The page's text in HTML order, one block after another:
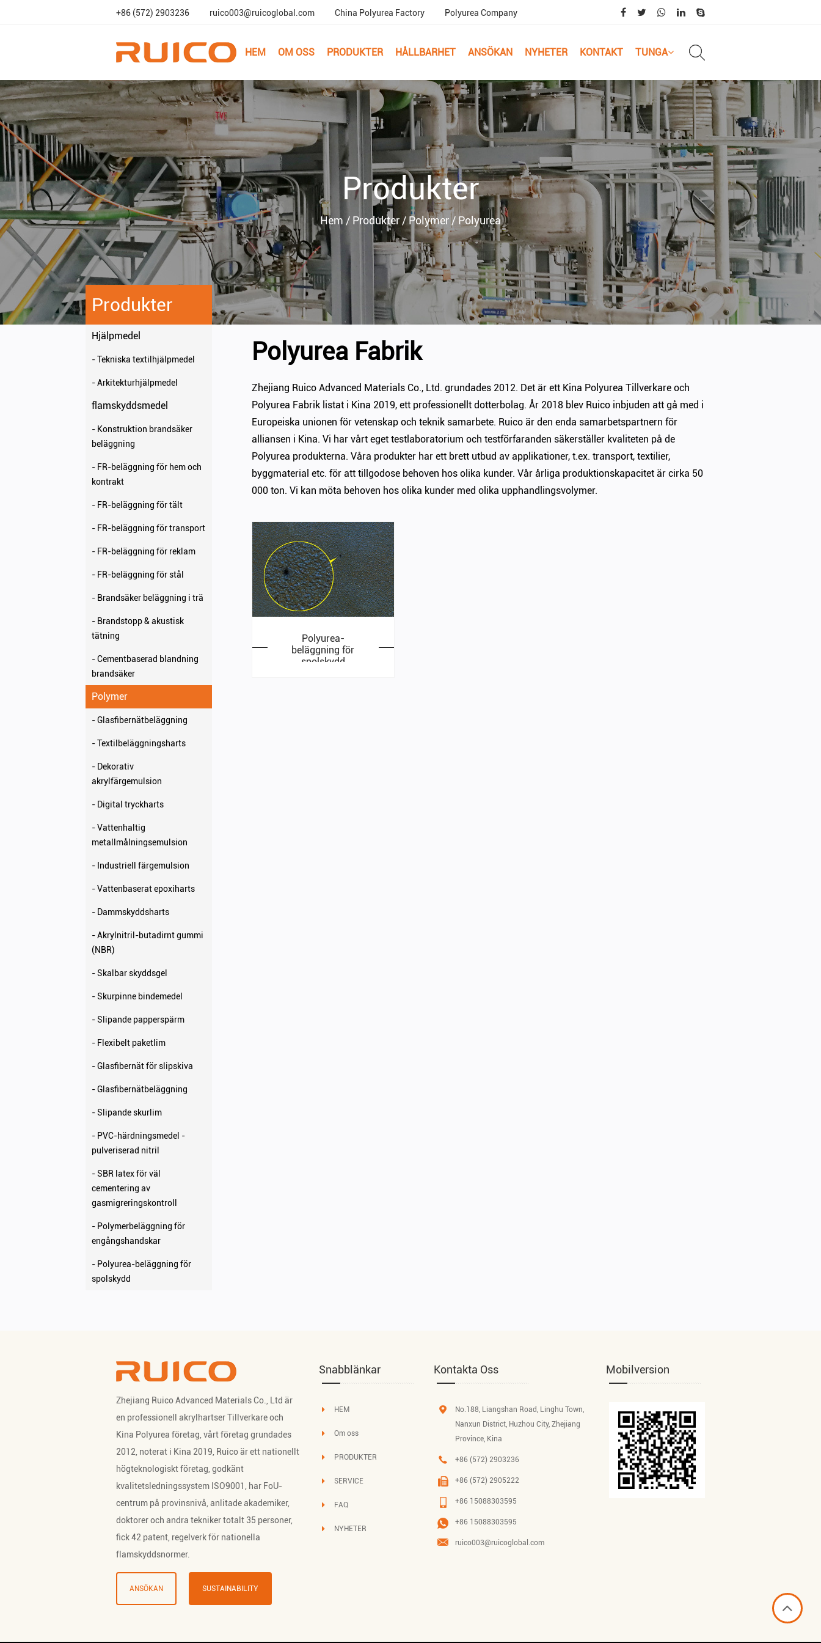
+86 (572) 2903236 ruico003@ruicoglobal.com China Polyurea Factory Polyurea Company
HEM OM OSS PRODUKTER HÅLLBARHET ANSÖKAN NYHETER KONTAKT TUNGA
Produkter
Hem / Produkter/ Polymer / Polyurea
Produkter
Hjälpmedel
- Tekniska textilhjälpmedel
- Arkitekturhjälpmedel
flamskyddsmedel
- Konstruktion brandsäker
beläggning
- FR-beläggning för hem och
kontrakt
- FR-beläggning för tält
- FR-beläggning för transport
- FR-beläggning för reklam
- FR-beläggning för stål
- Brandsäker beläggning i trä
- Brandstopp & akustisk
tätning
- Cementbaserad blandning
brandsäker
Polymer
- Glasfibernätbeläggning
- Textilbeläggningsharts
- Dekorativ
akrylfärgemulsion
- Digital tryckharts
- Vattenhaltig
metallmålningsemulsion
- Industriell färgemulsion
- Vattenbaserat epoxiharts
- Dammskyddsharts
- Akrylnitril-butadirnt gummi
(NBR)
- Skalbar skyddsgel
- Skurpinne bindemedel
- Slipande papperspärm
- Flexibelt paketlim
- Glasfibernät för slipskiva
- Glasfibernätbeläggning
- Slipande skurlim
- PVC-härdningsmedel -
pulveriserad nitril
- SBR latex för väl
cementering av
gasmigreringskontroll
- Polymerbeläggning för
engångshandskar
- Polyurea-beläggning för
spolskydd
Polyurea Fabrik
Zhejiang Ruico Advanced Materials Co., Ltd. grundades 2012. Det är ett Kina Polyurea Tillverkareoch
Polyurea Fabriklistat i Kina 2019, ett professionellt dotterbolag. År 2018 blev Ruico inbjuden att gå med i
Europeiska unionen för vetenskap och teknik samarbete. Ruico är den enda samarbetspartnern för
alliansen i Kina. Vi har vårt eget testlaboratorium och testförfaranden säkerställer kvaliteten på de
Polyurea produkterna. Våra produkter har ett brett utbud av applikationer, t.ex. transport, textilier,
byggmaterial etc. för att tillgodose behoven hos olika kunder. Vår årliga produktionskapacitet är cirka 50
000 ton. Vi kan möta behoven hos olika kunder med olika upphandlingsvolymer.
Polyurea-
beläggning för
spolskydd
Zhejiang Ruico Advanced Materials Co., Ltd är
en professionell akrylhartser Tillverkareoch
Kina Polyurea företag, vårt företag grundades
2012, noterat i Kina 2019, Ruico är ett nationellt
högteknologiskt företag, godkänt
kvalitetsledningssystem ISO9001, har FoU-
centrum på provinsnivå, anlitade akademiker,
doktorer och andra tekniker totalt 35 personer,
fick 42 patent, regelverk för nationella
flamskyddsnormer.
ANSÖKAN SUSTAINABILITY
Snabblänkar
HEM
Om oss
PRODUKTER
SERVICE
FAQ
NYHETER
Kontakta Oss
No.188, Liangshan Road, Linghu Town,
Nanxun District, Huzhou City, Zhejiang
Province, Kina
+86 (572) 2903236
+86 (572) 2905222
+86 15088303595
+86 15088303595
ruico003@ruicoglobal.com
Mobilversion